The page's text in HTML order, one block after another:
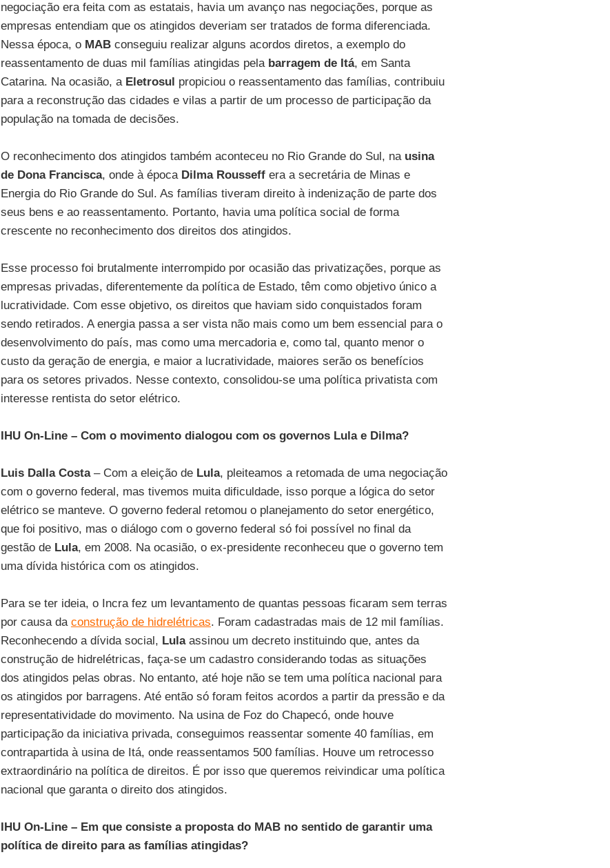
negociação era feita com as estatais, havia um avanço nas negociações, porque as
empresas entendiam que os atingidos deveriam ser tratados de forma diferenciada.
Nessa época, o MAB conseguiu realizar alguns acordos diretos, a exemplo do
reassentamento de duas mil famílias atingidas pela barragem de Itá, em Santa
Catarina. Na ocasião, a Eletrosul propiciou o reassentamento das famílias, contribuiu
para a reconstrução das cidades e vilas a partir de um processo de participação da
população na tomada de decisões.
O reconhecimento dos atingidos também aconteceu no Rio Grande do Sul, na usina
de Dona Francisca, onde à épocaDilma Rousseff era a secretária de Minas e
Energia do Rio Grande do Sul. As famílias tiveram direito à indenização de parte dos
seus bens e ao reassentamento. Portanto, havia uma política social de forma
crescente no reconhecimento dos direitos dos atingidos.
Esse processo foi brutalmente interrompido por ocasião das privatizações, porque as
empresas privadas, diferentemente da política de Estado, têm como objetivo único a
lucratividade. Com esse objetivo, os direitos que haviam sido conquistados foram
sendo retirados. A energia passa a ser vista não mais como um bem essencial para o
desenvolvimento do país, mas como uma mercadoria e, como tal, quanto menor o
custo da geração de energia, e maior a lucratividade, maiores serão os benefícios
para os setores privados. Nesse contexto, consolidou-se uma política privatista com
interesse rentista do setor elétrico.
IHU On-Line – Com o movimento dialogou com os governos Lula e Dilma?
Luis Dalla Costa – Com a eleição de Lula, pleiteamos a retomada de uma negociação
com o governo federal, mas tivemos muita dificuldade, isso porque a lógica do setor
elétrico se manteve. O governo federal retomou o planejamento do setor energético,
que foi positivo, mas o diálogo com o governo federal só foi possível no final da
gestão de Lula, em 2008. Na ocasião, o ex-presidente reconheceu que o governo tem
uma dívida histórica com os atingidos.
Para se ter ideia, o Incra fez um levantamento de quantas pessoas ficaram sem terras
por causa da construção de hidrelétricas. Foram cadastradas mais de 12 mil famílias.
Reconhecendo a dívida social, Lulaassinou um decreto instituindo que, antes da
construção de hidrelétricas, faça-se um cadastro considerando todas as situações
dos atingidos pelas obras. No entanto, até hoje não se tem uma política nacional para
os atingidos por barragens. Até então só foram feitos acordos a partir da pressão e da
representatividade do movimento. Na usina de Foz do Chapecó, onde houve
participação da iniciativa privada, conseguimos reassentar somente 40 famílias, em
contrapartida à usina de Itá, onde reassentamos 500 famílias. Houve um retrocesso
extraordinário na política de direitos. É por isso que queremos reivindicar uma política
nacional que garanta o direito dos atingidos.
IHU On-Line – Em que consiste a proposta do MAB no sentido de garantir uma
política de direito para as famílias atingidas?